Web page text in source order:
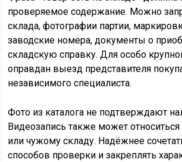
проверяемое содержание. Можно
склада, фотографии партии,
заводские номера, документы о
складскую справку. Для особо
оправдан выезд представителя
независимого специалиста.
Фото из каталога не подтверждают
Видеозапись также может относиться
или чужому складу. Надёжнее
способов проверки и закреплять